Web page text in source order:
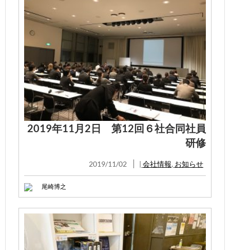
2019年11月2日 第12回６社合同社員
研修
2019/11/02 | 会社情報, お知らせ
尾崎博之